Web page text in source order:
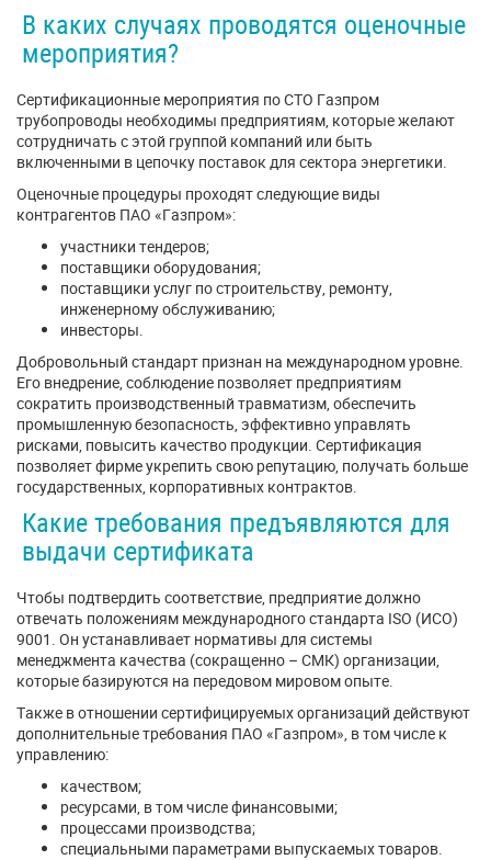
В каких случаях проводятся оценочные
мероприятия?
Сертификационные мероприятия по СТО Газпром
трубопроводы необходимы предприятиям, которые желают
сотрудничать с этой группой компаний или быть
включенными в цепочку поставок для сектора энергетики.
Оценочные процедуры проходят следующие виды
контрагентов ПАО «Газпром»:
участники тендеров;
поставщики оборудования;
поставщики услуг по строительству, ремонту,
инженерному обслуживанию;
инвесторы.
Добровольный стандарт признан на международном уровне.
Его внедрение, соблюдение позволяет предприятиям
сократить производственный травматизм, обеспечить
промышленную безопасность, эффективно управлять
рисками, повысить качество продукции. Сертификация
позволяет фирме укрепить свою репутацию, получать больше
государственных, корпоративных контрактов.
Какие требования предъявляются для
выдачи сертификата
Чтобы подтвердить соответствие, предприятие должно
отвечать положениям международного стандарта ISO (ИСО)
9001. Он устанавливает нормативы для системы
менеджмента качества (сокращенно – СМК) организации,
которые базируются на передовом мировом опыте.
Также в отношении сертифицируемых организаций действуют
дополнительные требования ПАО «Газпром», в том числе к
управлению:
качеством;
ресурсами, в том числе финансовыми;
процессами производства;
специальными параметрами выпускаемых товаров.